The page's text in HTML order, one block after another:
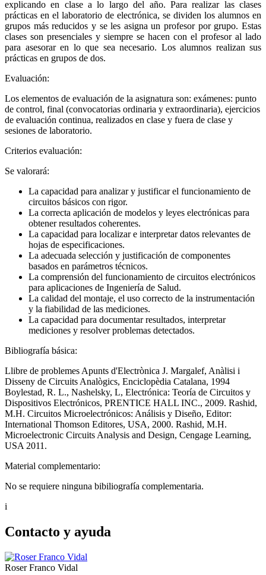
explicando en clase a lo largo del año. Para realizar las clases
prácticas en el laboratorio de electrónica, se dividen los alumnos en
grupos más reducidos y se les asigna un profesor por grupo. Estas
clases son presenciales y siempre se hacen con el profesor al lado
para asesorar en lo que sea necesario. Los alumnos realizan sus
prácticas en grupos de dos.
Evaluación:
Los elementos de evaluación de la asignatura son: exámenes: punto
de control, final (convocatorias ordinaria y extraordinaria), ejercicios
de evaluación continua, realizados en clase y fuera de clase y
sesiones de laboratorio.
Criterios evaluación:
Se valorará:
La capacidad para analizar y justificar el funcionamiento de
circuitos básicos con rigor.
La correcta aplicación de modelos y leyes electrónicas para
obtener resultados coherentes.
La capacidad para localizar e interpretar datos relevantes de
hojas de especificaciones.
La adecuada selección y justificación de componentes
basados en parámetros técnicos.
La comprensión del funcionamiento de circuitos electrónicos
para aplicaciones de Ingeniería de Salud.
La calidad del montaje, el uso correcto de la instrumentación
y la fiabilidad de las mediciones.
La capacidad para documentar resultados, interpretar
mediciones y resolver problemas detectados.
Bibliografía básica:
Llibre de problemes Apunts d'Electrònica J. Margalef, Anàlisi i
Disseny de Circuits Analògics, Enciclopèdia Catalana, 1994
Boylestad, R. L., Nashelsky, L, Electrónica: Teoría de Circuitos y
Dispositivos Electrónicos, PRENTICE HALL INC., 2009. Rashid,
M.H. Circuitos Microelectrónicos: Análisis y Diseño, Editor:
International Thomson Editores, USA, 2000. Rashid, M.H.
Microelectronic Circuits Analysis and Design, Cengage Learning,
USA 2011.
Material complementario:
No se requiere ninguna bibiliografía complementaria.
i
Contacto y ayuda
Roser Franco Vidal